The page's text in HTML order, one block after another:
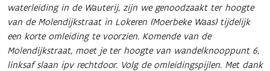
waterleiding in de Wauterij, zijn we genoodzaakt ter hoogte
van de Molendijkstraat in Lokeren (Moerbeke Waas) tijdelijk
een korte omleiding te voorzien. Komende van de
Molendijkstraat, moet je ter hoogte van wandelknooppunt 6,
linksaf slaan ipv rechtdoor. Volg de omleidingspijlen. Met dank